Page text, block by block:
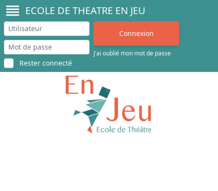
ECOLE DE THEATRE EN JEU
Rester connecté
J'ai oublié mon mot de passe